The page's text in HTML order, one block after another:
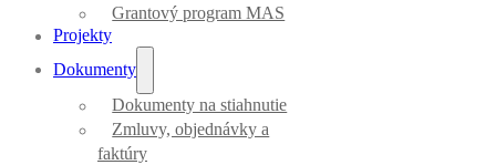
Grantový program MAS
Projekty
Dokumenty
Dokumenty na stiahnutie
Zmluvy, objednávky a
faktúry